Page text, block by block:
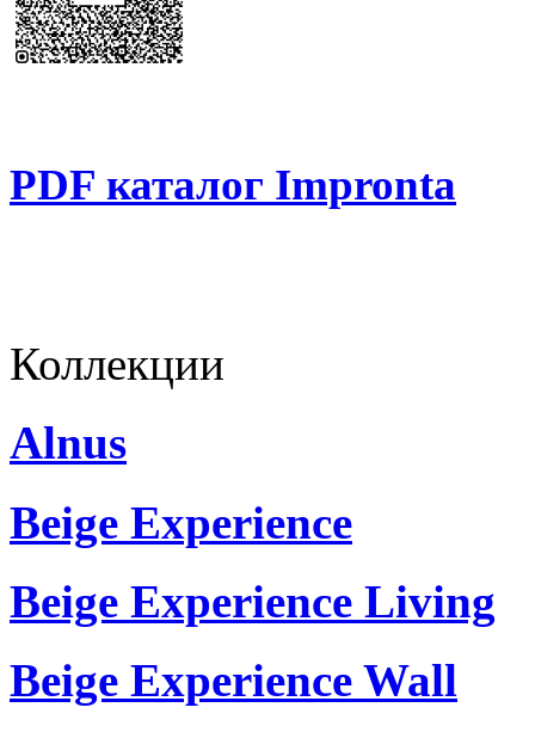
PDF каталог Impronta
Коллекции
Alnus
Beige Experience
Beige Experience Living
Beige Experience Wall